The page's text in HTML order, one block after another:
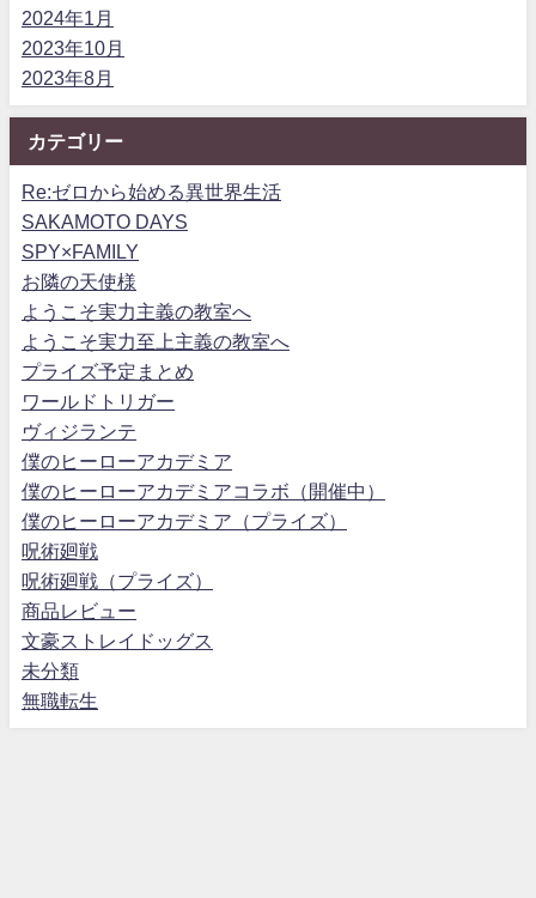
2024年1月
2023年10月
2023年8月
カテゴリー
Re:ゼロから始める異世界生活
SAKAMOTO DAYS
SPY×FAMILY
お隣の天使様
ようこそ実力主義の教室へ
ようこそ実力至上主義の教室へ
プライズ予定まとめ
ワールドトリガー
ヴィジランテ
僕のヒーローアカデミア
僕のヒーローアカデミアコラボ（開催中）
僕のヒーローアカデミア（プライズ）
呪術廻戦
呪術廻戦（プライズ）
商品レビュー
文豪ストレイドッグス
未分類
無職転生